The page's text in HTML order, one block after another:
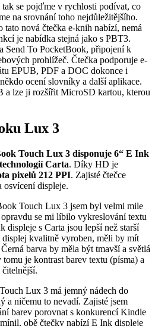
se pojďme v rychlosti podívat, co
na srovnání toho nejdůležitějšího.
tato nová čtečka e-knih nabízí, nemá
je nabídka stejná jako s PBT3.
Send To PocketBook, připojení k
prohlížeč. Čtečka podporuje e-
EPUB, PDF a DOC dokonce i
ocení slovníky a další aplikace.
a lze ji rozšířit MicroSD kartou, kterou
Lux 3
Touch Lux 3 disponuje 6“ E Ink
Carta. Díky HD je
pixelů 212 PPI. Zajisté čtečce
osvícení displeje.
Touch Lux 3 jsem byl velmi mile
se mi líbilo vykreslování textu
displeje s Carta jsou lepší než starší
displej kvalitně vyroben, měli by mít
barva by měla být tmavší a světlá
je kontrast barev textu (písma) a
Lux 3 má jemný nádech do
a ničemu to nevadí. Zajisté jsem
barev porovnat s konkurencí Kindle
obě čtečky nabízí E Ink displeje